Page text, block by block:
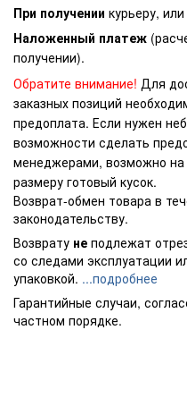
При получении курьеру,
Наложенный платеж
получении).
Обратите внимание! Для
заказных позиций
предоплата. Если нужен
возможности сделать
менеджерами, возможно на
размеру готовый кусок.
Возврат-обмен товара в
законодательству.
Возврату не подлежат
со следами эксплуатации
упаковкой. ...подробнее
Гарантийные случаи,
частном порядке.